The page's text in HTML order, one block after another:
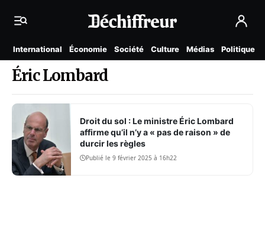
International Économie Société Culture Médias Politique
Éric Lombard
Droit du sol : Le ministre Éric Lombard
affirme qu’il n’y a « pas de raison » de
durcir les règles
Publié le 9 février 2025 à 16h22